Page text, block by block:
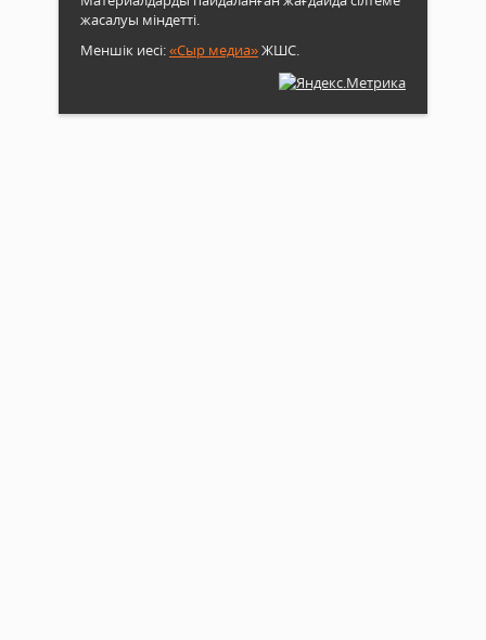
жасалуы міндетті.
Меншік иесі:«Сыр медиа»ЖШС.